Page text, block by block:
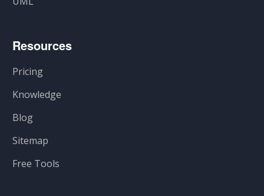
Resources
Pricing
Knowledge
Blog
Sitemap
Free Tools